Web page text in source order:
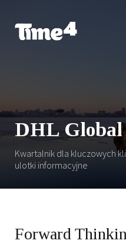
DHL
Kwartalnik dla kluczowych
ulotki informacyjne
Forward